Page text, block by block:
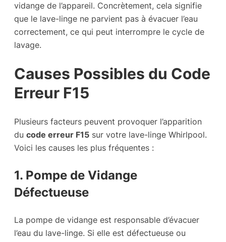
vidange de l’appareil. Concrètement, cela signifie
que le lave-linge ne parvient pas à évacuer l’eau
correctement, ce qui peut interrompre le cycle de
lavage.
Causes Possibles du Code
Erreur F15
Plusieurs facteurs peuvent provoquer l’apparition
du code erreur F15 sur votre lave-linge Whirlpool.
Voici les causes les plus fréquentes :
1. Pompe de Vidange
Défectueuse
La pompe de vidange est responsable d’évacuer
l’eau du lave-linge. Si elle est défectueuse ou